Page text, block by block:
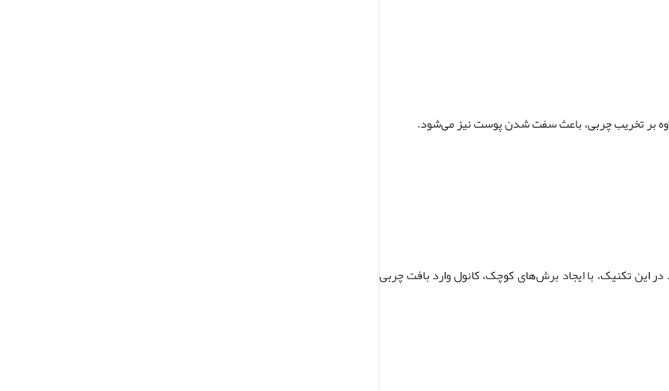
بر تخریب چربی، باعث سفت شدن پوست نیز می‌شود.
این تکنیک، با ایجاد برش‌های کوچک، کانول وارد بافت چربی